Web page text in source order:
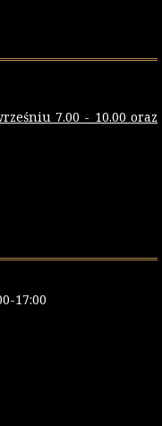
7.00 - 10.00 oraz
17:00